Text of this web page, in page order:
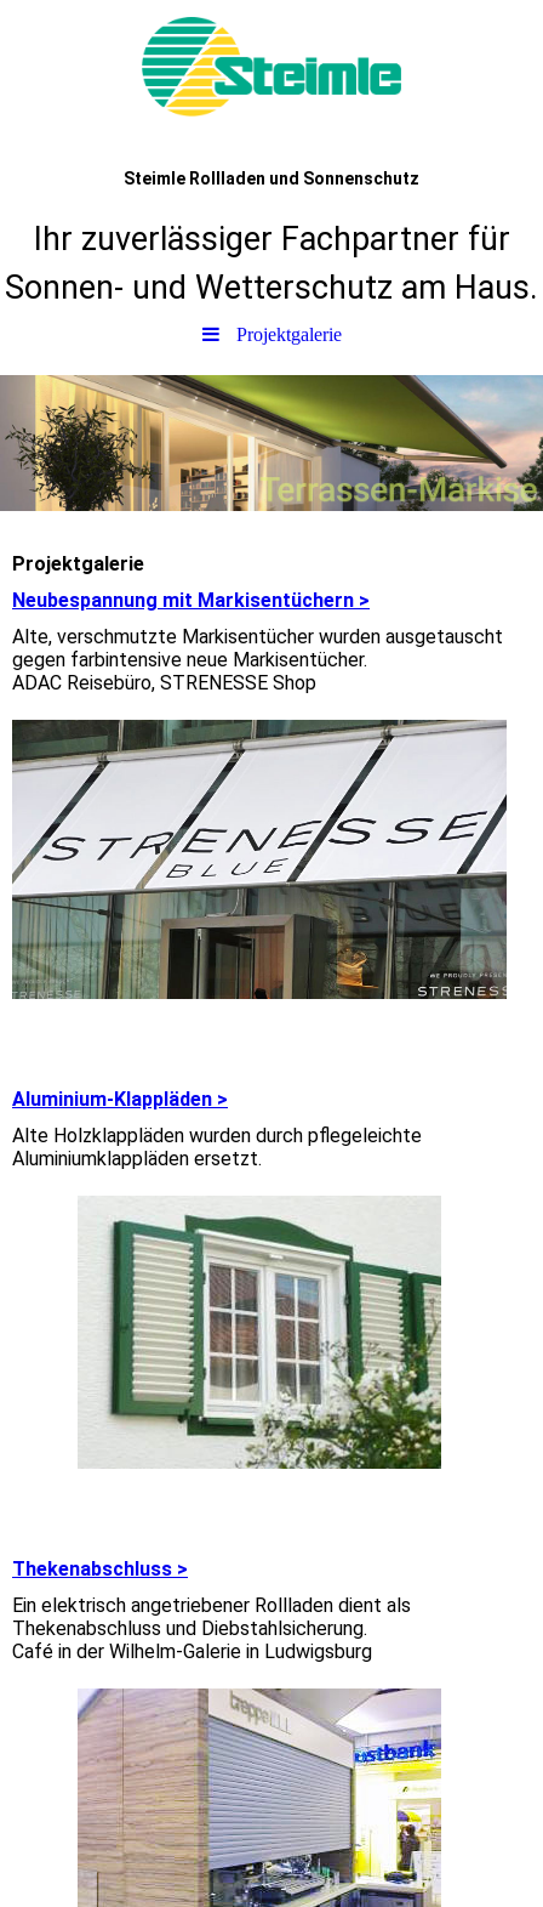
Steimle Rollladen und Sonnenschutz
Ihr zuverlässiger Fachpartner für
Sonnen- und Wetterschutz am Haus.
Projektgalerie
Projektgalerie
Neubespannung mit Markisentüchern >
Alte, verschmutzte Markisentücher wurden ausgetauscht
gegen farbintensive neue Markisentücher.
ADAC Reisebüro, STRENESSE Shop
Aluminium-Klappläden >
Alte Holzklappläden wurden durch pflegeleichte
Aluminiumklappläden ersetzt.
Thekenabschluss >
Ein elektrisch angetriebener Rollladen dient als
Thekenabschluss und Diebstahlsicherung.
Café in der Wilhelm-Galerie in Ludwigsburg